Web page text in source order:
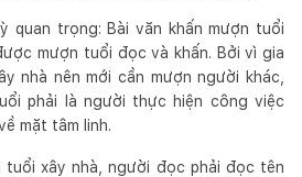
quan trọng: Bài văn khấn mượn tuổi
mượn tuổi đọc và khấn. Bởi vì gia
nhà nên mới cần mượn người khác,
phải là người thực hiện công việc
mặt tâm linh.
tuổi xây nhà, người đọc phải đọc tên